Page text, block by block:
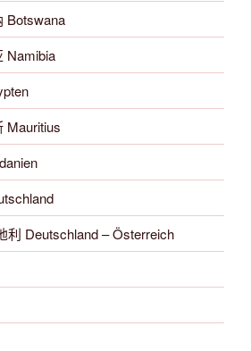
Botswana
Namibia
Mauritius
利 Deutschland – Österreich